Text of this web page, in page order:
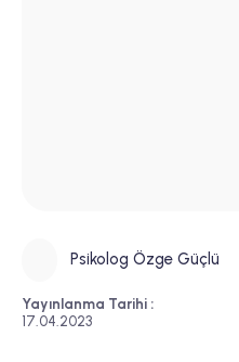
Psikolog Özge Güçlü
Yayınlanma Tarihi :
17.04.2023